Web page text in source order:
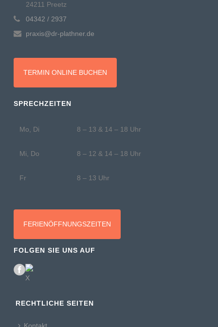
24211 Preetz
04342 / 2937
praxis@dr-plathner.de
TERMIN ONLINE BUCHEN
SPRECHZEITEN
Mo, Di 8 – 13 & 14 – 18 Uhr
Mi, Do 8 – 12 & 14 – 18 Uhr
Fr 8 – 13 Uhr
FERIENÖFFNUNGSZEITEN
FOLGEN SIE UNS AUF
RECHTLICHE SEITEN